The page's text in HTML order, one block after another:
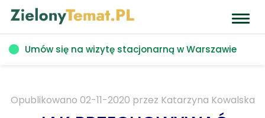
Umów się na wizytę stacjonarną w Warszawie
Opublikowano 02-11-2020 przez Katarzyna Kowalska